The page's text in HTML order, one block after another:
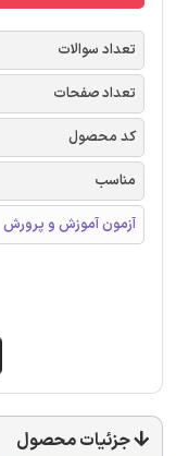
تعداد سوالات
تعداد صفحات
کد محصول
مناسب
آزمون آموزش و پرورش
جزئیات محصول